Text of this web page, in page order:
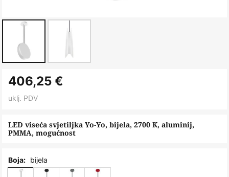
to
the
of
the
gallery
LED viseća svjetiljka Yo-Yo, bijela, 2700 K, aluminij,
PMMA, mogućnost
406,25 €
uklj. PDV
Boja: bijela